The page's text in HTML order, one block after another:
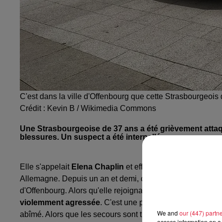
C'est dans la ville d'Offenbourg que cette Strasbourgeois
Crédit : Kevin B / Wikimedia Commons
Une Strasbourgeoise de 37 ans a été grièvement
blessures. Un suspect a été interpellé.
Elle s'appelaitElena Chaplin et effectuait chaque jour le
Allemagne. Depuis un an et demi, cette Alsacienne
d'Offenbourg. Alors qu'elle rejoignait la gare après sa
violemment agressée. C'est une passante qui a
abîmé. Alors que les secours sont très rapidement
We and our (447)